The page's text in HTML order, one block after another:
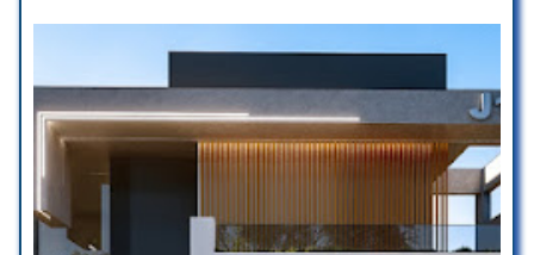
Ótima empresa! Desde o projeto
até a entrega do imóvel, tudo
impecável, a equipe é muito
paciente foram super atenciosos,
me deram todo o suporte
necessário. O resultado ficou
impecável, recomendo de olhos
fechados.
Atendimento impecável, soluções
criativas e execução de alto nível!
que eu queria e transformou meu
espaço em algo além do que
imaginei. Super recomendo!
GRZ Concept Design
☆ 5/5